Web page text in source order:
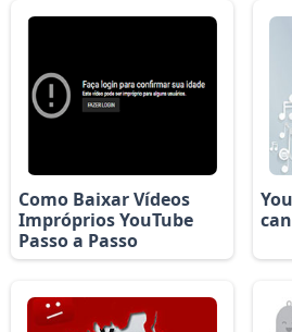
Como Baixar Vídeos
Impróprios YouTube
Passo a Passo